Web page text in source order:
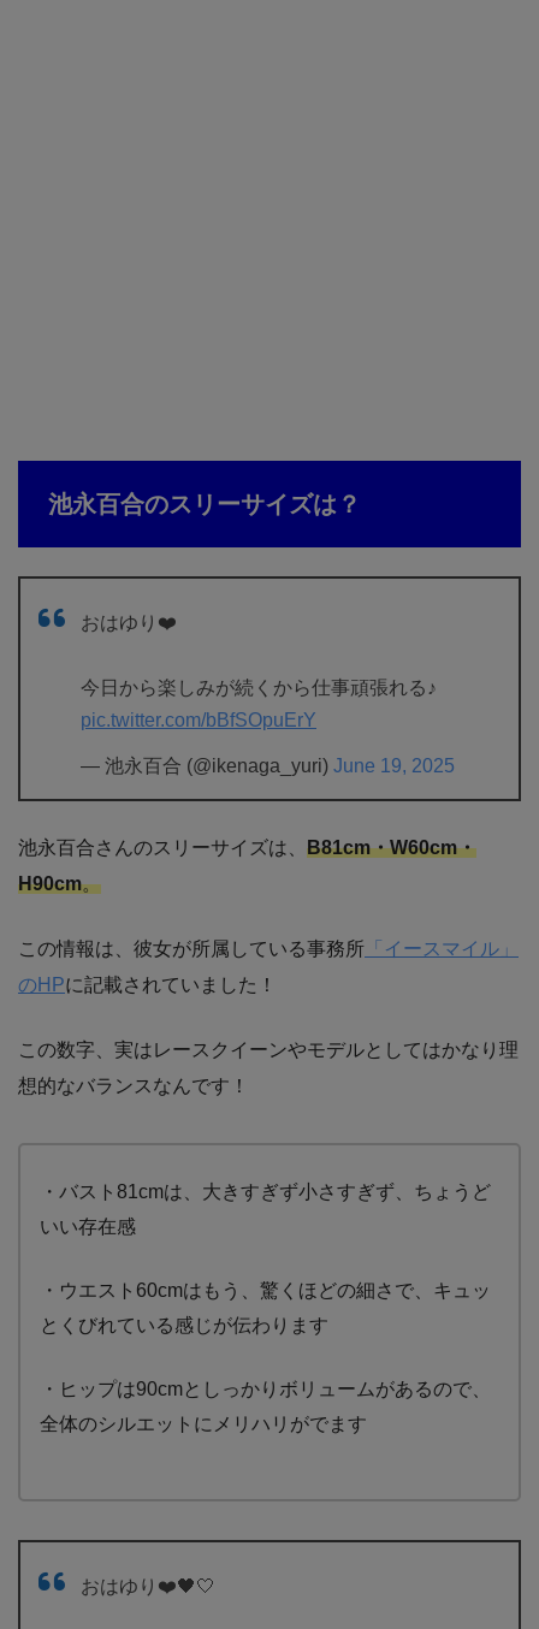
池永百合のスリーサイズは？
おはゆり❤️
今日から楽しみが続くから仕事頑張れる♪
pic.twitter.com/bBfSOpuErY
— 池永百合 (@ikenaga_yuri) June 19, 2025
池永百合さんのスリーサイズは、 B81cm・W60cm・
H90cm。
この情報は、彼女が所属している事務所 「イースマイル」
のHPに記載されていました！
この数字、実はレースクイーンやモデルとしてはかなり理
想的なバランスなんです！
・バスト81cmは、大きすぎず小さすぎず、ちょうど
いい存在感
・ウエスト60cmはもう、驚くほどの細さで、キュッ
とくびれている感じが伝わります
・ヒップは90cmとしっかりボリュームがあるので、
全体のシルエットにメリハリがでます
おはゆり❤️🖤🤍